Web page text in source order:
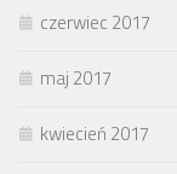
czerwiec 2017
maj 2017
kwiecień 2017